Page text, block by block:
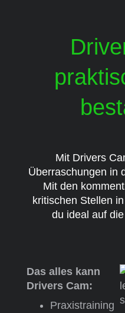
Mit Drivers
Überraschungen in
Mit den
kritischen Stellen
du ideal auf
Das alles kann
Drivers Cam:
Praxistraining